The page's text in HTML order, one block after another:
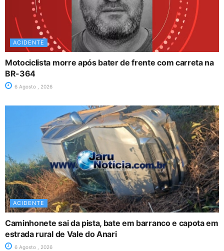
ACIDENTE
Motociclista morre após bater de frente com carreta na
BR-364
6 Agosto , 2026
ACIDENTE
Caminhonete sai da pista, bate em barranco e capota em
estrada rural de Vale do Anari
6 Agosto , 2026